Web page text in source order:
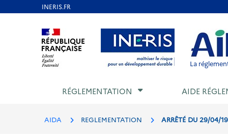
Aller au contenu Aller au menu Aller au
La
RÉGLEMENTATION AIDE
AIDA REGLEMENTATION ARRÊTÉ DU 29/04/